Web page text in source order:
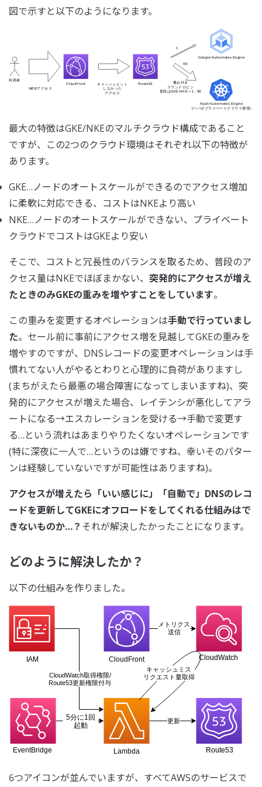
図で示すと以下のようになります。
最大の特徴はGKE/NKEのマルチクラウド構成であること
ですが、この2つのクラウド環境はそれぞれ以下の特徴が
あります。
GKE…ノードのオートスケールができるのでアクセス増加
に柔軟に対応できる、コストはNKEより高い
NKE…ノードのオートスケールができない、プライベート
クラウドでコストはGKEより安い
そこで、コストと冗長性のバランスを取るため、普段のア
クセス量はNKEでほぼまかない、 突発的にアクセスが増え
たときのみGKEの重みを増やすことをしています。
この重みを変更するオペレーションは手動で行っていまし
た。セール前に事前にアクセス増を見越してGKEの重みを
増やすのですが、DNSレコードの変更オペレーションは手
慣れてない人がやるとわりと心理的に負荷がありますし
(まちがえたら最悪の場合障害になってしまいますね)、突
発的にアクセスが増えた場合、レイテンシが悪化してアラ
ートになる→エスカレーションを受ける→手動で変更す
る…という流れはあまりやりたくないオペレーションです
(特に深夜に一人で…というのは嫌ですね、幸いそのパター
ンは経験していないですが可能性はありますね)。
アクセスが増えたら「いい感じに」「自動で」DNSのレコ
ードを更新してGKEにオフロードをしてくれる仕組みはで
きないものか…？ それが解決したかったことになります。
どのように解決したか？
以下の仕組みを作りました。
6つアイコンが並んでいますが、すべてAWSのサービスで